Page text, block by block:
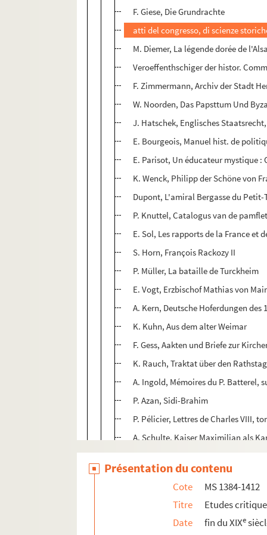
F. Giese, Die Grundrachte
atti del congresso, di scienze
M. Diemer, La légende dorée de
Veroeffenthschiger der histor.
F. Zimmermann, Archiv der Stadt
W. Noorden, Das Papsttum Und
J. Hatschek, Englisches
E. Bourgeois, Manuel hist. de
E. Parisot, Un éducateur mystique :
K. Wenck, Philipp der Schöne von
Dupont, L'amiral Bergasse du Petit-
P. Knuttel, Catalogus van de
E. Sol, Les rapports de la France et
S. Horn, François Rackozy II
P. Müller, La bataille de Turckheim
E. Vogt, Erzbischof Mathias von
A. Kern, Deutsche Hoferdungen des
K. Kuhn, Aus dem alter Weimar
F. Gess, Aakten und Briefe zur
K. Rauch, Traktat über den
A. Ingold, Mémoires du P. Batterel,
P. Azan, Sidi-Brahim
P. Pélicier, Lettres de Charles VIII,
A. Schulte, Kaiser Maximilian als
H. Hauser, Ouvriers du temps (?) (2
H. Thirion, Madame de Prie
Th. Lauer, Les annales de Flodoard
H. Reineke, Der alte Reichstag und
Brette, Le Journal de l'Estoile
Présentation du contenu
Cote
MS 1384-1412
Titre
Etudes
Date
fin du XIXe